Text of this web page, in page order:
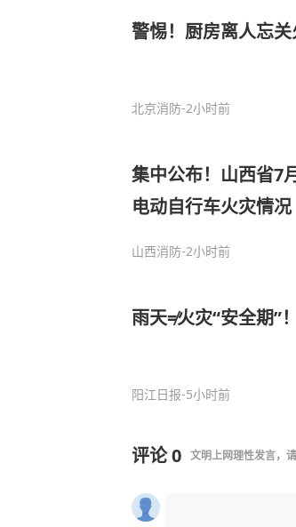
警惕！厨房离人忘
北京消防-2小时前
集中公布！山西省7
电动自行车火灾情况
山西消防-2小时前
雨天≠火灾“安全期”
阳江日报-5小时前
评论0 文明上网理性发言，